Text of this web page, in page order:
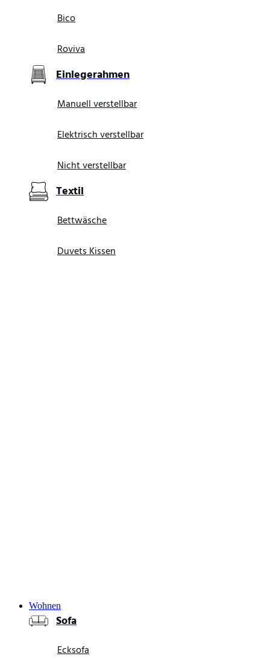
Bico
Roviva
Einlegerahmen
Manuell verstellbar
Elektrisch verstellbar
Nicht verstellbar
Textil
Bettwäsche
Duvets Kissen
Wohnen
Sofa
Ecksofa